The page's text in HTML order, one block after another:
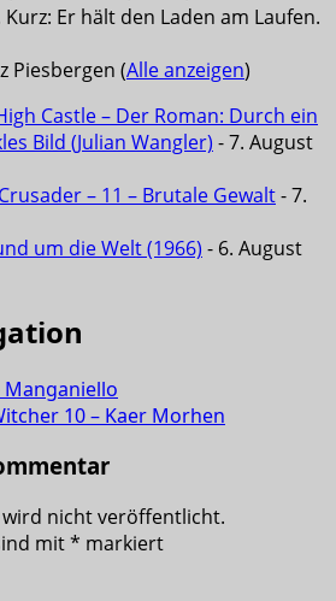
Er hält den Laden am Laufen.
Piesbergen (Alle anzeigen)
Castle – Der Roman: Durch ein
Bild (Julian Wangler) - 7. August
– 11 – Brutale Gewalt- 7.
um die Welt (1966) - 6. August
Manganiello
10 – Kaer Morhen
wird nicht veröffentlicht.
mit* markiert